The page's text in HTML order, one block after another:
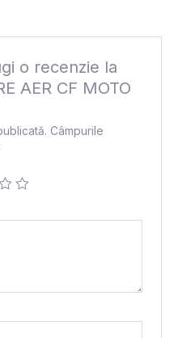
o recenzie la
AER CF MOTO
Câmpurile